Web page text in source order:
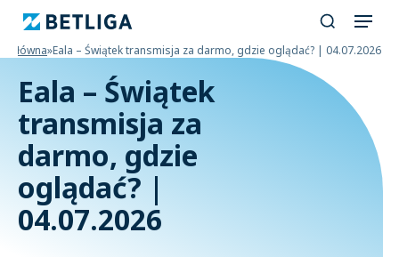
główna»Eala – Świątek transmisja za darmo, gdzie oglądać? | 04.07.2026
Eala – Świątek
transmisja za
darmo, gdzie
oglądać? |
04.07.2026